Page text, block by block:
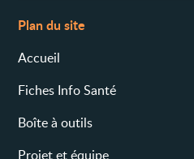
Plan du site
Accueil
Fiches Info Santé
Boîte à outils
Projet et équipe